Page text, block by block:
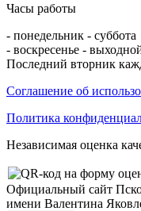
Часы работы
- понедельник -
- воскресенье -
Последний вторник
Соглашение об
Политика
Независимая оценка
Официальный сайт
имени Валентина